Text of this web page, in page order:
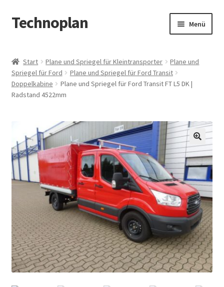
Zur
Navigation
Zum
Inhalt
Technoplan Menü
AGB
Impressum
Kasse
Warenkorb
Start Plane und Spriegel für Kleintransporter
Plane und
Spriegel für Ford
Plane und Spriegel für Ford Transit
Doppelkabine
Plane und Spriegel für Ford Transit FT L5 DK |
Radstand 4522mm
🔍